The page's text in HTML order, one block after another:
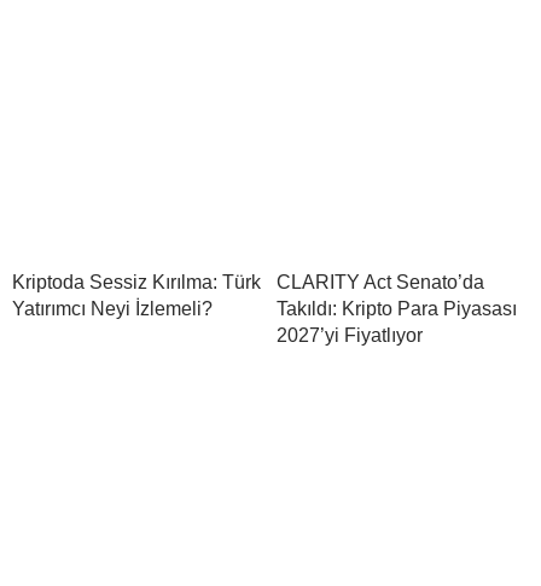
Kriptoda Sessiz Kırılma: Türk
Yatırımcı Neyi İzlemeli?
CLARITY Act Senato’da
Takıldı: Kripto Para Piyasası
2027’yi Fiyatlıyor